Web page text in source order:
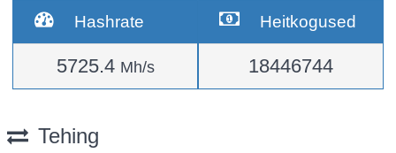
Hashrate
5725.4 Mh/s
Heitkogused
18446744
Tehing